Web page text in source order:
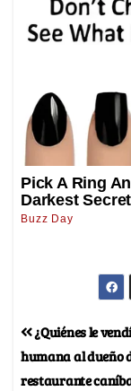
¿Quiénes le
humana al dueño
restaurante